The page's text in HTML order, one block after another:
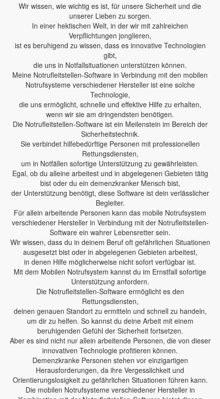
Wir wissen, wie wichtig es ist, für unsere Sicherheit und die
unserer Lieben zu sorgen.
In einer hektischen Welt, in der wir mit zahlreichen
Verpflichtungen jonglieren,
ist es beruhigend zu wissen, dass es innovative Technologien
gibt,
die uns in Notfallsituationen unterstützen können.
Meine Notrufleitstellen-Software in Verbindung mit den mobilen
Notrufsysteme verschiedener Hersteller ist eine solche
Technologie,
die uns ermöglicht, schnelle und effektive Hilfe zu erhalten,
wenn wir sie am dringendsten benötigen.
Die Notrufleitstellen-Software ist ein Meilenstein im Bereich der
Sicherheitstechnik.
Sie verbindet hilfebedürftige Personen mit professionellen
Rettungsdiensten,
um in Notfällen sofortige Unterstützung zu gewährleisten.
Egal, ob du alleine arbeitest und in abgelegenen Gebieten tätig
bist oder du ein demenzkranker Mensch bist,
der Unterstützung benötigt, diese Software ist dein verlässlicher
Begleiter.
Für allein arbeitende Personen kann das mobile Notrufsystem
verschiedener Hersteller in Verbindung mit der Notrufleitstellen-
Software ein wahrer Lebensretter sein.
Wir wissen, dass du in deinem Beruf oft gefährlichen Situationen
ausgesetzt bist oder in abgelegenen Gebieten arbeitest,
in denen Hilfe möglicherweise nicht sofort verfügbar ist.
Mit dem Mobilen Notrufsystem kannst du im Ernstfall sofortige
Unterstützung anfordern.
Die Notrufleitstellen-Software ermöglicht es den
Rettungsdiensten,
deinen genauen Standort zu ermitteln und schnell zu handeln,
um dir zu helfen. So kannst du deine Arbeit mit einem
beruhigenden Gefühl der Sicherheit fortsetzen.
Aber es sind nicht nur allein arbeitende Personen, die von dieser
innovativen Technologie profitieren können.
Demenzkranke Personen stehen vor einzigartigen
Herausforderungen, da ihre Vergesslichkeit und
Orientierungslosigkeit zu gefährlichen Situationen führen kann.
Die mobilen Notrufsysteme verschiedener Hersteller in